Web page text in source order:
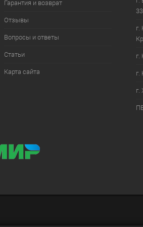
Гарантия и возврат
Отзывы
Вопросы и ответы
Статьи
Карта сайта
г.
г.
г.
г.